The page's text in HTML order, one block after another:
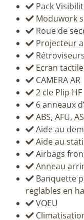
Pack
Moduwork
Roue de
Projecteur
Ecran
CAMERA AR
2 cle Plip HF
6 anneaux
ABS, AFU,
Aide au
Aide au
Airbags
Anneau
Banquette
reglables en
VOEU